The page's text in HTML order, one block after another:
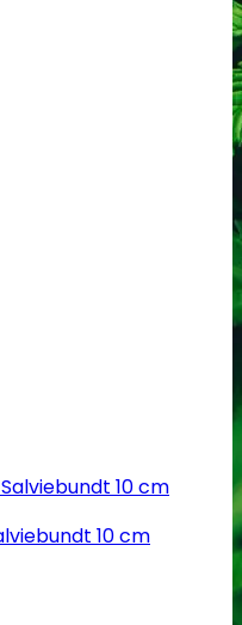
10 cm